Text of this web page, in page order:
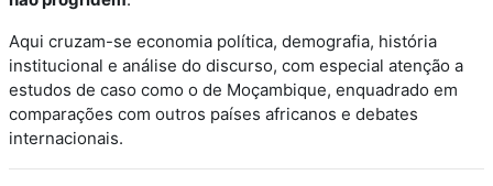
Aqui cruzam-se economia política, demografia, história
institucional e análise do discurso, com especial atenção a
estudos de caso como o de Moçambique, enquadrado em
comparações com outros países africanos e debates
internacionais.